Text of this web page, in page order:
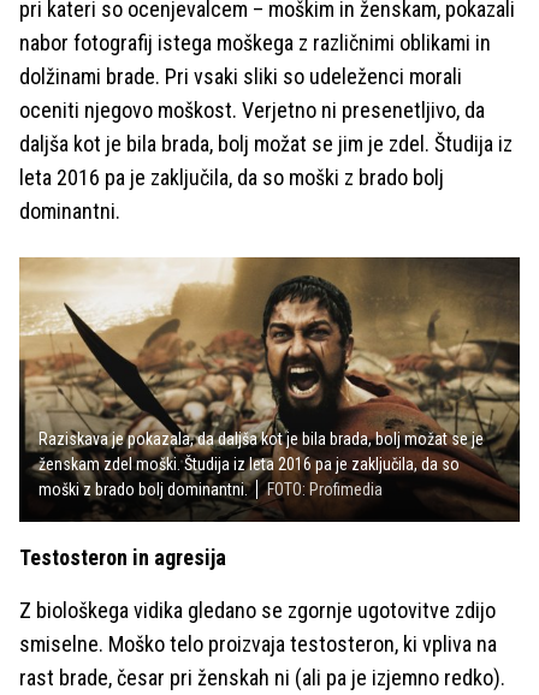
pri kateri so ocenjevalcem – moškim in ženskam, pokazali
nabor fotografij istega moškega z različnimi oblikami in
dolžinami brade. Pri vsaki sliki so udeleženci morali
oceniti njegovo moškost. Verjetno ni presenetljivo, da
daljša kot je bila brada, bolj možat se jim je zdel. Študija iz
leta 2016 pa je zaključila, da so moški z brado bolj
dominantni.
Raziskava je pokazala, da daljša kot je bila brada, bolj možat se je
ženskam zdel moški. Študija iz leta 2016 pa je zaključila, da so
moški z brado bolj dominantni.
FOTO: Profimedia
Testosteron in agresija
Z biološkega vidika gledano se zgornje ugotovitve zdijo
smiselne. Moško telo proizvaja testosteron, ki vpliva na
rast brade, česar pri ženskah ni (ali pa je izjemno redko).